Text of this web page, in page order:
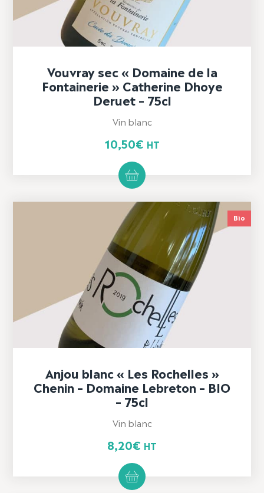
Vouvray sec « Domaine de la
Fontainerie » Catherine Dhoye
Deruet – 75cl
Vin blanc
10,50€ HT
Bio
Anjou blanc « Les Rochelles »
Chenin – Domaine Lebreton – BIO
– 75cl
Vin blanc
8,20€ HT